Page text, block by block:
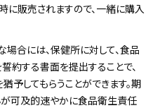
に販売されますので、一緒に購入
合には、保健所に対して、食品
約する書面を提出することで、
してもらうことができます。期
可及的速やかに食品衛生責任